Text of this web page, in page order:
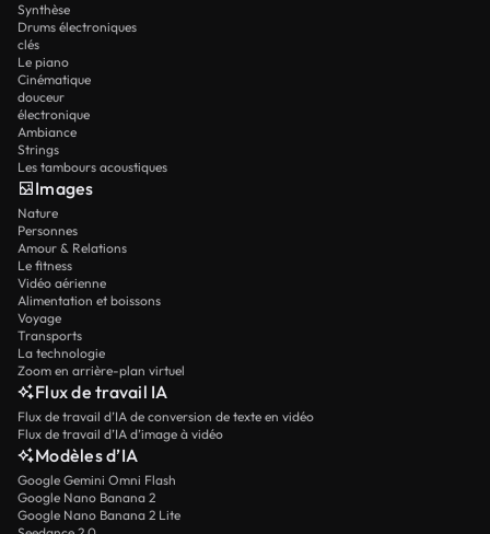
Synthèse
Drums électroniques
clés
Le piano
Cinématique
douceur
électronique
Ambiance
Strings
Les tambours acoustiques
Images
Nature
Personnes
Amour & Relations
Le fitness
Vidéo aérienne
Alimentation et boissons
Voyage
Transports
La technologie
Zoom en arrière-plan virtuel
Flux de travail IA
Flux de travail d’IA de conversion de texte en vidéo
Flux de travail d’IA d’image à vidéo
Modèles d’IA
Google Gemini Omni Flash
Google Nano Banana 2
Google Nano Banana 2 Lite